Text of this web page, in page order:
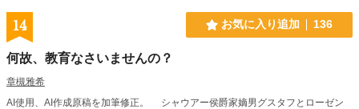
14 お気に入り追加 136
何故、教育なさいませんの？
章槻雅希
AI使用、AI作成原稿を加筆修正。 シャウアー侯爵家嫡男グスタフとローゼン